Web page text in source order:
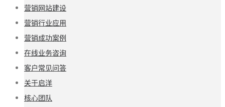
营销网站建设
营销行业应用
营销成功案例
在线业务咨询
客户常见问答
关于启洋
核心团队